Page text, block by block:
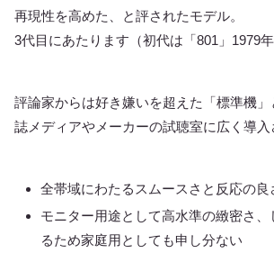
再現性を高めた、と評されたモデル。
3代目にあたります（初代は「801」1979年
評論家からは好き嫌いを超えた「標準機
誌メディアやメーカーの試聴室に広く導入
全帯域にわたるスムースさと反応の良
モニター用途として高水準の緻密さ
るため家庭用としても申し分ない